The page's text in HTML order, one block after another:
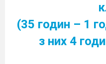
(35 годин – 1
з них 4